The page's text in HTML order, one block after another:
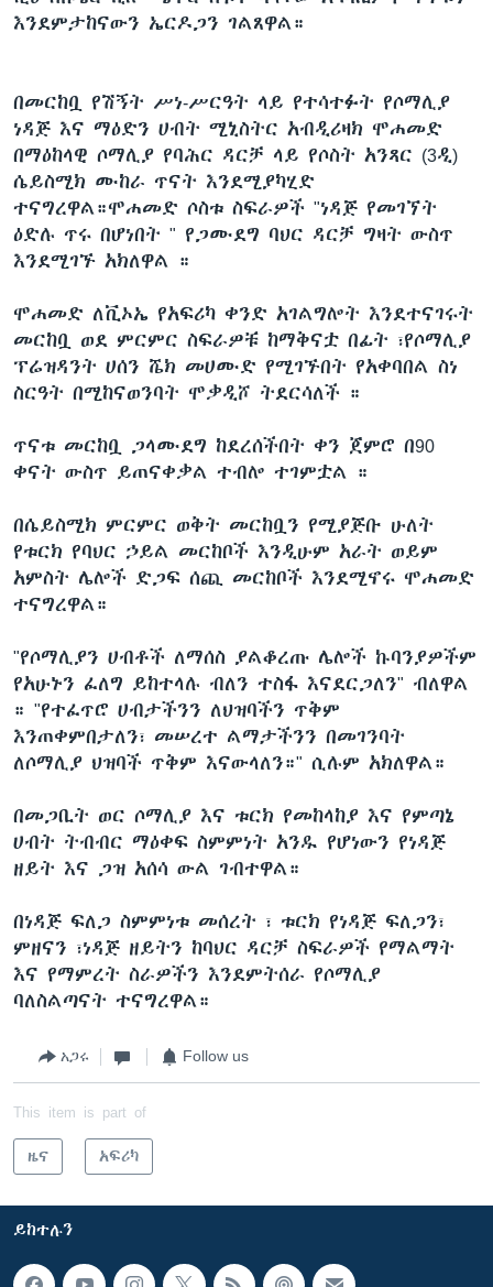
እንደምታከናውን ኤርዶጋን ገልጸዋል።
በመርከቧ የሽኝት ሥነ-ሥርዓት ላይ የተሳተፉት የሶማሊያ
ነዳጅ እና ማዕድን ሀብት ሚኒስትር አብዲሪዛክ ሞሐመድ
በማዕከላዊ ሶማሊያ የባሕር ዳርቻ ላይ የሶስት አንጻር (3ዲ)
ሴይስሚክ ሙከራ ጥናት እንደሚያካሂድ
ተናግረዋል።ሞሐመድ ሶስቱ ስፍራዎች "ነዳጅ የመገኘት
ዕድሉ ጥሩ በሆነበት " የጋሙደግ ባህር ዳርቻ ግዛት ውስጥ
እንደሚገኙ አክለዋል ።
ሞሐመድ ለቪኦኤ የአፍሪካ ቀንድ አገልግሎት እንደተናገሩት
መርከቧ ወደ ምርምር ስፍራዎቹ ከማቅናቷ በፊት ፣የሶማሊያ
ፕሬዝዳንት ሀሰን ሼክ መሀሙድ የሚገኙበት የአቀባበል ስነ
ስርዓት በሚከናወንባት ሞቃዲሾ ትደርሳለች ።
ጥናቱ መርከቧ ጋላሙደግ ከደረሰችበት ቀን ጀምሮ በ90
ቀናት ውስጥ ይጠናቀቃል ተብሎ ተገምቷል ።
በሴይስሚክ ምርምር ወቅት መርከቧን የሚያጅቡ ሁለት
የቱርክ የባህር ኃይል መርከቦች እንዲሁም አራት ወይም
አምስት ሌሎች ድጋፍ ሰጪ መርከቦች እንደሚኖሩ ሞሐመድ
ተናግረዋል።
"የሶማሊያን ሀብቶች ለማሰስ ያልቆረጡ ሌሎች ኩባንያዎችም
የአሁኑን ፈለግ ይከተላሉ ብለን ተስፋ እናደርጋለን" ብለዋል
። "የተፈጥሮ ሀብታችንን ለህዝባችን ጥቅም
እንጠቀምበታለን፣ መሠረተ ልማታችንን በመገንባት
ለሶማሊያ ህዝባች ጥቅም እናውላለን።" ሲሉም አክለዋል።
በመጋቢት ወር ሶማሊያ እና ቱርክ የመከላከያ እና የምጣኔ
ሀብት ትብብር ማዕቀፍ ስምምነት አንዱ የሆነውን የነዳጅ
ዘይት እና ጋዝ አሰሳ ውል ገብተዋል።
በነዳጅ ፍለጋ ስምምነቱ መሰረት ፣ ቱርክ የነዳጅ ፍለጋን፣
ምዘናን ፣ነዳጅ ዘይትን ከባህር ዳርቻ ስፍራዎች የማልማት
እና የማምረት ስራዎችን እንደምትሰራ የሶማሊያ
ባለስልጣናት ተናግረዋል።
አጋሩ Follow us
This item is part of
ዜና አፍሪካ
ይከተሉን